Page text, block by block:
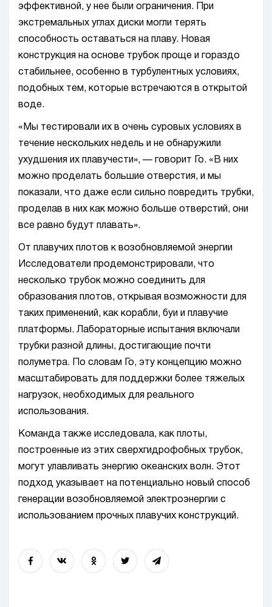
эффективной, у нее были ограничения. При
экстремальных углах диски могли терять
способность оставаться на плаву. Новая
конструкция на основе трубок проще и гораздо
стабильнее, особенно в турбулентных условиях,
подобных тем, которые встречаются в открытой
воде.
«Мы тестировали их в очень суровых условиях в
течение нескольких недель и не обнаружили
ухудшения их плавучести», — говорит Го. «В них
можно проделать большие отверстия, и мы
показали, что даже если сильно повредить трубки,
проделав в них как можно больше отверстий, они
все равно будут плавать».
От плавучих плотов к возобновляемой энергии
Исследователи продемонстрировали, что
несколько трубок можно соединить для
образования плотов, открывая возможности для
таких применений, как корабли, буи и плавучие
платформы. Лабораторные испытания включали
трубки разной длины, достигающие почти
полуметра. По словам Го, эту концепцию можно
масштабировать для поддержки более тяжелых
нагрузок, необходимых для реального
использования.
Команда также исследовала, как плоты,
построенные из этих сверхгидрофобных трубок,
могут улавливать энергию океанских волн. Этот
подход указывает на потенциально новый способ
генерации возобновляемой электроэнергии с
использованием прочных плавучих конструкций.